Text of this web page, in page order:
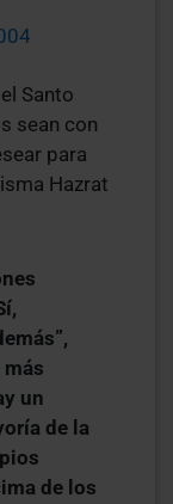
Santo
sean con
para
Hazrat
un
de la
de los